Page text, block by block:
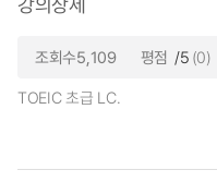
조회수5,109 평점 /5 (0)
TOEIC 초급 LC.